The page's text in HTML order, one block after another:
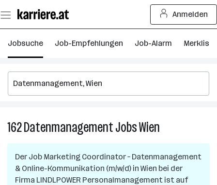
Seiteninhalt
springen
Anmelden
Jobsuche Job-Empfehlungen Job-Alarm Merkliste
162DatenmanagementJobsWien
in
Wien
Der Job Marketing Coordinator – Datenmanagement
& Online-Kommunikation (m/w/d) in Wien bei der
Firma LINDLPOWER Personalmanagement ist auf